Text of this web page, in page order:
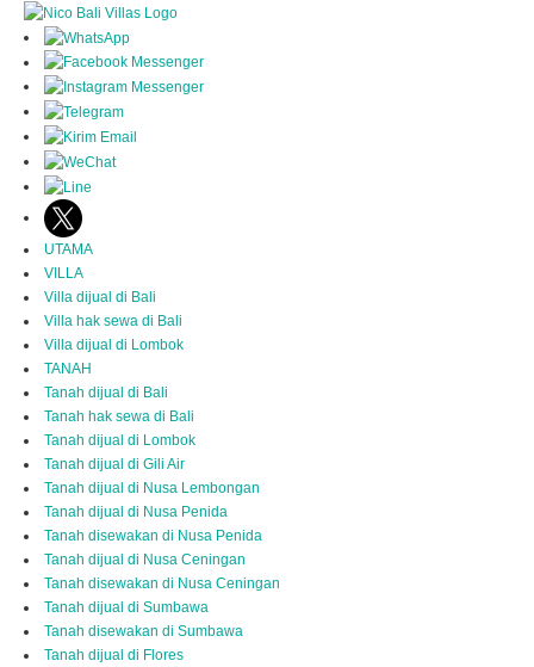
UTAMA
VILLA
Villa dijual di Bali
Villa hak sewa di Bali
Villa dijual di Lombok
TANAH
Tanah dijual di Bali
Tanah hak sewa di Bali
Tanah dijual di Lombok
Tanah dijual di Gili Air
Tanah dijual di Nusa Lembongan
Tanah dijual di Nusa Penida
Tanah disewakan di Nusa Penida
Tanah dijual di Nusa Ceningan
Tanah disewakan di Nusa Ceningan
Tanah dijual di Sumbawa
Tanah disewakan di Sumbawa
Tanah dijual di Flores